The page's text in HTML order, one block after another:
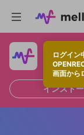
ログイン
画面から
快適に視
インスト